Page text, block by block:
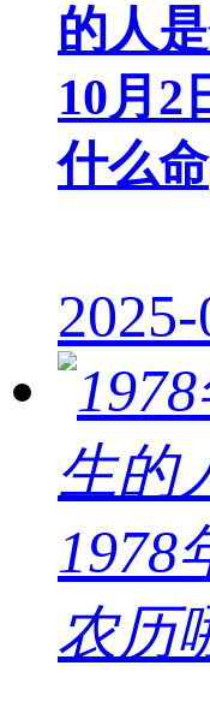
的人
10月2
什么命